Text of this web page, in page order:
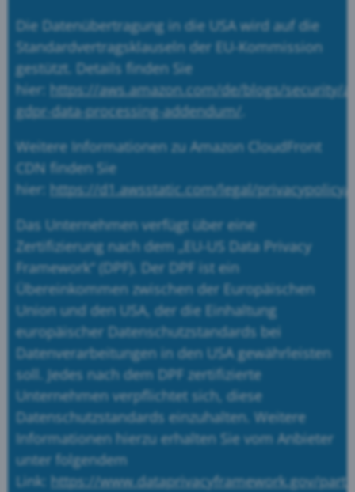
Die Datenübertragung in die USA wird auf die
Standardvertragsklauseln der EU-Kommission
gestützt. Details finden Sie
hier: https://aws.amazon.com/de/blogs/security/
gdpr-data-processing-addendum/
Weitere Informationen zu Amazon CloudFront
CDN finden Sie
hier: https://d1.awsstatic.com/legal/privacypolicy/
Das Unternehmen verfügt über eine
Zertifizierung nach dem „EU-US Data Privacy
Framework“ (DPF). Der DPF ist ein
Übereinkommen zwischen der Europäischen
Union und den USA, der die Einhaltung
europäischer Datenschutzstandards bei
Datenverarbeitungen in den USA gewährleisten
soll. Jedes nach dem DPF zertifizierte
Unternehmen verpflichtet sich, diese
Datenschutzstandards einzuhalten. Weitere
Informationen hierzu erhalten Sie vom Anbieter
unter folgendem
Link: https://www.dataprivacyframework.gov/